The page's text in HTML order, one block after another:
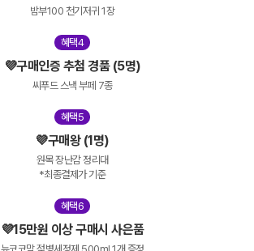
밤부100 천기저귀 1장
혜택4
💜구매인증 추첨 경품 (5명)
씨푸드 스낵 부페 7종
혜택5
💜구매왕 (1명)
원목 장난감 정리대
*최종결제가 기준
혜택6
💜15만원 이상 구매시 사은품